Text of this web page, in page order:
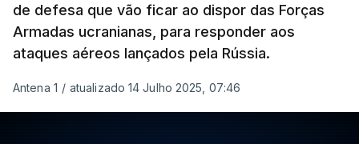
de defesa que vão ficar ao dispor das Forças
Armadas ucranianas, para responder aos
ataques aéreos lançados pela Rússia.
Antena 1 / atualizado 14 Julho 2025, 07:46